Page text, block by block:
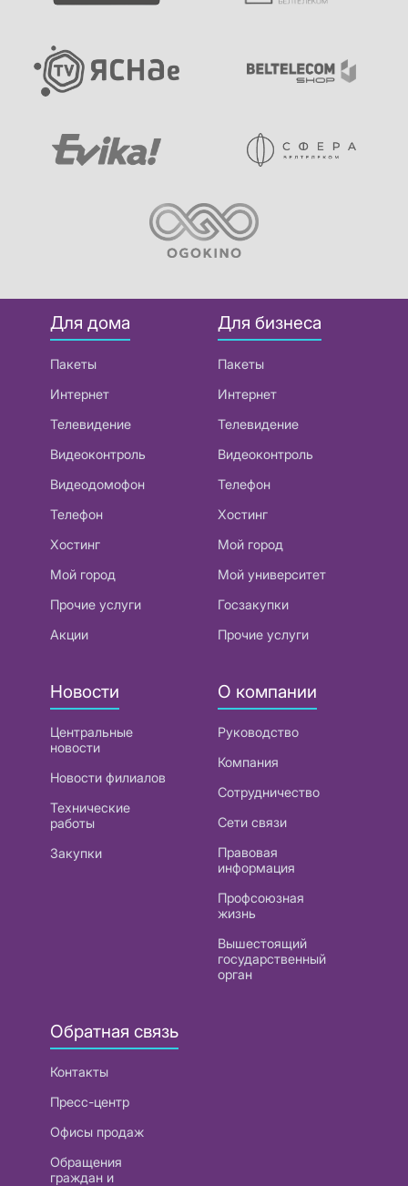
Для дома
Пакеты
Интернет
Телевидение
Видеоконтроль
Видеодомофон
Телефон
Хостинг
Мой город
Прочие услуги
Акции
Для бизнеса
Пакеты
Интернет
Телевидение
Видеоконтроль
Телефон
Хостинг
Мой город
Мой университет
Госзакупки
Прочие услуги
Новости
Центральные
новости
Новости филиалов
Технические
работы
Закупки
О компании
Руководство
Компания
Сотрудничество
Сети связи
Правовая
информация
Профсоюзная
жизнь
Вышестоящий
государственный
орган
Обратная связь
Контакты
Пресс-центр
Офисы продаж
Обращения
граждан и